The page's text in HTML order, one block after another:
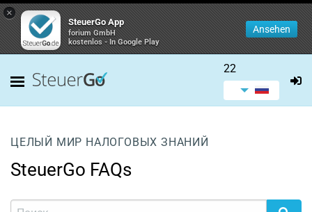
×
SteuerGo App
forium GmbH
kostenlos - In Google Play
Ansehen
22
ЦЕЛЫЙ МИР НАЛОГОВЫХ ЗНАНИЙ
SteuerGo FAQs